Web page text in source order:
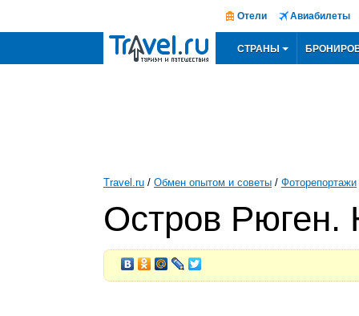
Отели Авиабилеты
СТРАНЫ
Travel.ru / Обмен опытом и советы / Фоторепортажи
Oстров